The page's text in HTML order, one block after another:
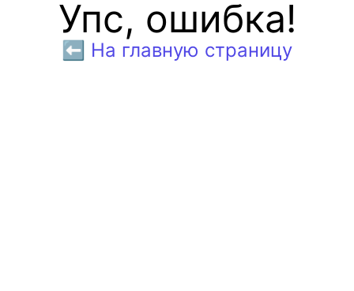
Упс, ошибка!
⬅️ На главную страницу